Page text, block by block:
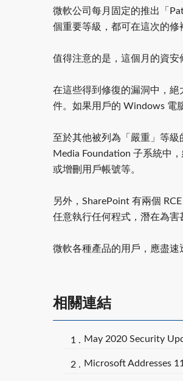
微軟公司每月固定的推出「
個重要等級，都可在這次的修
值得注意的是，這個月的資安
在這些得到修復的漏洞中，
件。如果用戶的 Windows 電
至於其他被列為「嚴重」等
Media Foundation 子系統中
或增刪用戶帳號等。
另外，SharePoint 有兩個
任意執行任何程式，潛在為害
微軟各種產品的用戶，應盡速
相關連結
May 2020 Security
Microsoft Addresses